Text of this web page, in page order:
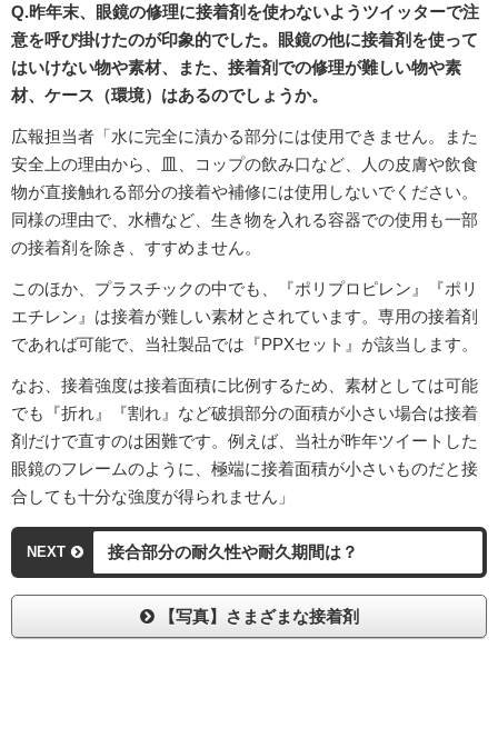
Q.昨年末、眼鏡の修理に接着剤を使わないようツイッターで注
意を呼び掛けたのが印象的でした。眼鏡の他に接着剤を使って
はいけない物や素材、また、接着剤での修理が難しい物や素
材、ケース（環境）はあるのでしょうか。
広報担当者「水に完全に漬かる部分には使用できません。また
安全上の理由から、皿、コップの飲み口など、人の皮膚や飲食
物が直接触れる部分の接着や補修には使用しないでください。
同様の理由で、水槽など、生き物を入れる容器での使用も一部
の接着剤を除き、すすめません。
このほか、プラスチックの中でも、『ポリプロピレン』『ポリ
エチレン』は接着が難しい素材とされています。専用の接着剤
であれば可能で、当社製品では『PPXセット』が該当します。
なお、接着強度は接着面積に比例するため、素材としては可能
でも『折れ』『割れ』など破損部分の面積が小さい場合は接着
剤だけで直すのは困難です。例えば、当社が昨年ツイートした
眼鏡のフレームのように、極端に接着面積が小さいものだと接
合しても十分な強度が得られません」
NEXT 接合部分の耐久性や耐久期間は？
【写真】さまざまな接着剤